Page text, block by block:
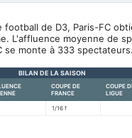
football de D3, Paris-FC
L'affluence moyenne de
se monte à 333 spectateurs.
BILAN DE LA SAISON
COUPE DE
FRANCE
COUPE
LIGUE
1/16 f